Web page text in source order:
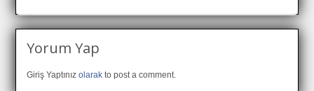
Yorum Yap
Giriş Yaptınızolarak to post a comment.